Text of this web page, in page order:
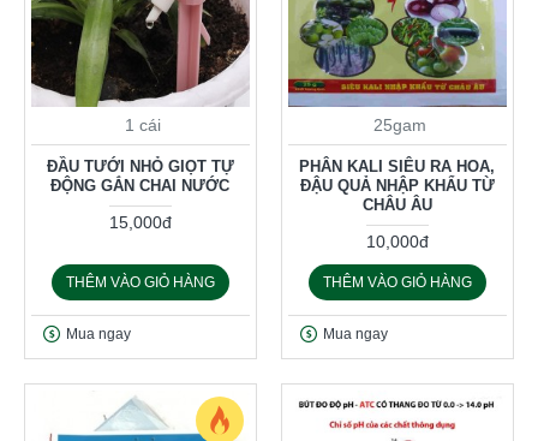
1 cái
ĐẦU TƯỚI NHỎ GIỌT TỰ
ĐỘNG GẮN CHAI NƯỚC
15,000đ
THÊM VÀO GIỎ HÀNG
Mua ngay
25gam
PHÂN KALI SIÊU RA HOA,
ĐẬU QUẢ NHẬP KHẨU TỪ
CHÂU ÂU
10,000đ
THÊM VÀO GIỎ HÀNG
Mua ngay